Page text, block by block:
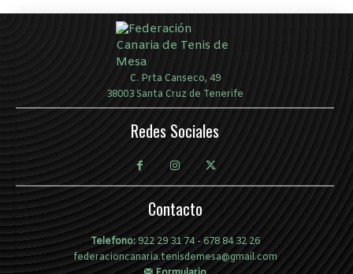
C. Prta Canseco, 49
38003 Santa Cruz de Tenerife
Redes Sociales
Contacto
Telefono: 922 29 31 74-678 84 32 26
federacioncanaria.tenisdemesa@gmail.com